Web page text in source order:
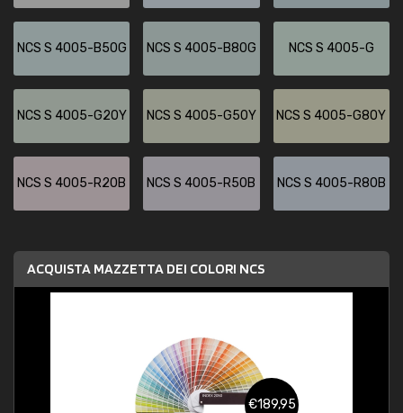
NCS S 4005-B50G NCS S 4005-B80G NCS S 4005-G
NCS S 4005-G20Y NCS S 4005-G50Y NCS S 4005-G80Y
NCS S 4005-R20B NCS S 4005-R50B NCS S 4005-R80B
ACQUISTA MAZZETTA DEI COLORI NCS
€189,95